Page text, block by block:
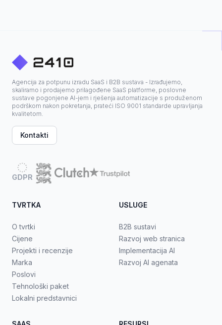
Agencija za potpunu izradu SaaS i B2B sustava - Izrađujemo,
skaliramo i prodajemo prilagođene SaaS platforme, poslovne
sustave pogonjene AI-jem i rješenja automatizacije s produženom
podrškom nakon pokretanja, prateći ISO 9001 standarde upravljanja
kvalitetom.
Kontakti
GDPR
TVRTKA
O tvrtki
Cijene
Projekti i recenzije
Marka
Poslovi
Tehnološki paket
Lokalni predstavnici
USLUGE
B2B sustavi
Razvoj web stranica
Implementacija AI
Razvoj AI agenata